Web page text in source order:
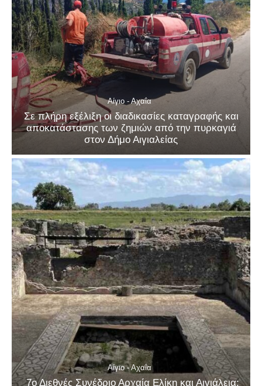
Αίγιο - Αχαΐα
Σε πλήρη εξέλιξη οι διαδικασίες καταγραφής και
αποκατάστασης των ζημιών από την πυρκαγιά
στον Δήμο Αιγιαλείας
Αίγιο - Αχαΐα
7ο Διεθνές Συνέδριο Αρχαία Ελίκη και Αιγιάλεια: